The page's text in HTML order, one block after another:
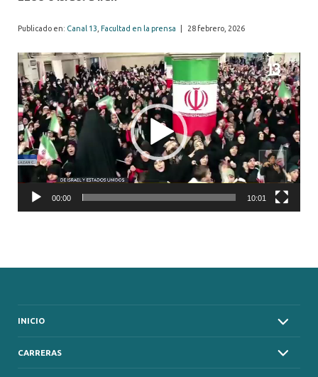
Publicado en: Canal 13 Facultad en la prensa 28 febrero, 2026
Video
Player
00:00 10:01
INICIO
CARRERAS